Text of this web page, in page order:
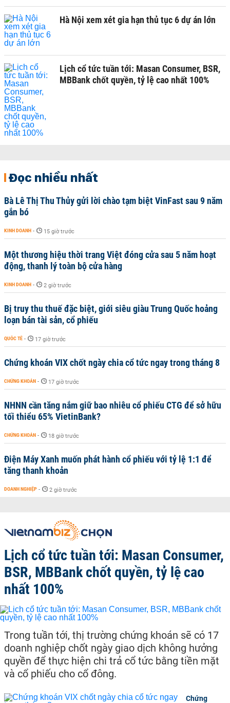
Hà Nội xem xét gia hạn thủ tục 6 dự án lớn
Lịch cổ tức tuần tới: Masan Consumer, BSR,
MBBank chốt quyền, tỷ lệ cao nhất 100%
Đọc nhiều nhất
Bà Lê Thị Thu Thủy gửi lời chào tạm biệt VinFast sau 9 năm
gắn bó
KINH DOANH - 15 giờ trước
Một thương hiệu thời trang Việt đóng cửa sau 5 năm hoạt
động, thanh lý toàn bộ cửa hàng
KINH DOANH - 2 giờ trước
Bị truy thu thuế đặc biệt, giới siêu giàu Trung Quốc hoảng
loạn bán tài sản, cổ phiếu
QUỐC TẾ - 17 giờ trước
Chứng khoán VIX chốt ngày chia cổ tức ngay trong tháng 8
CHỨNG KHOÁN - 17 giờ trước
NHNN cần tăng nắm giữ bao nhiêu cổ phiếu CTG để sở hữu
tối thiểu 65% VietinBank?
CHỨNG KHOÁN - 18 giờ trước
Điện Máy Xanh muốn phát hành cổ phiếu với tỷ lệ 1:1 để
tăng thanh khoản
DOANH NGHIỆP - 2 giờ trước
Lịch cổ tức tuần tới: Masan Consumer,
BSR, MBBank chốt quyền, tỷ lệ cao
nhất 100%
Trong tuần tới, thị trường chứng khoán sẽ có 17
doanh nghiệp chốt ngày giao dịch không hưởng
quyền để thực hiện chi trả cổ tức bằng tiền mặt
và cổ phiếu cho cổ đông.
Chứng